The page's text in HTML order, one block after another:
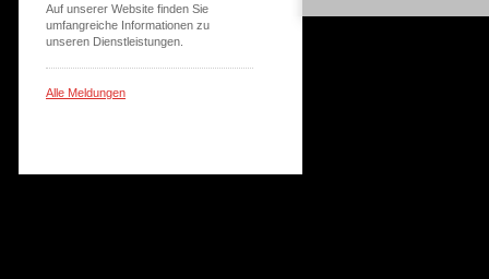
Auf unserer Website finden Sie
umfangreiche Informationen zu
unseren Dienstleistungen.
Alle Meldungen